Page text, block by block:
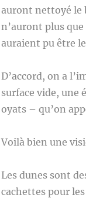
auront nettoyé le
n’auront plus
auraient pu être
D’accord, on a
surface vide, une
oyats – qu’on
Voilà bien une
Les dunes sont
cachettes pour